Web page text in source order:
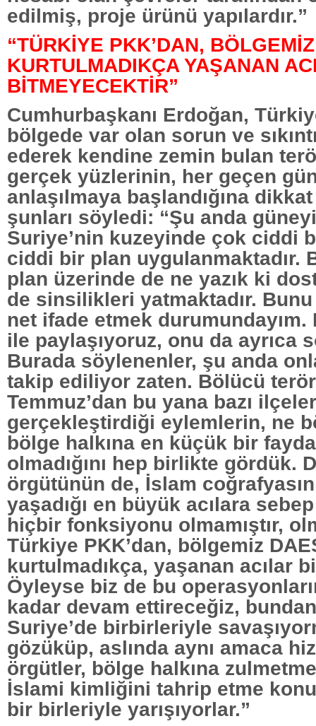
edilmiş, proje ürünü yapılardır.”
“TÜRKİYE PKK’DAN,
KURTULMADIKÇA YAŞANAN
BİTMEYECEKTİR”
Cumhurbaşkanı Erdoğan,
bölgede var olan sorun ve
ederek kendine zemin bulan
gerçek yüzlerinin, her geçen
anlaşılmaya başlandığına
şunları söyledi: “Şu anda
Suriye’nin kuzeyinde çok ciddi
ciddi bir plan uygulanmaktadır.
plan üzerinde de ne yazık ki
de sinsilikleri yatmaktadır.
net ifade etmek
ile paylaşıyoruz, onu da ayrıca
Burada söylenenler, şu anda
takip ediliyor zaten. Bölücü
Temmuz’dan bu yana bazı
gerçekleştirdiği eylemlerin, ne
bölge halkına en küçük bir
olmadığını hep birlikte gördük.
örgütünün de, İslam
yaşadığı en büyük acılara
hiçbir fonksiyonu olmamıştır,
Türkiye PKK’dan, bölgemiz
kurtulmadıkça, yaşanan acılar
Öyleyse biz de bu
kadar devam ettireceğiz,
Suriye’de birbirleriyle
gözüküp, aslında aynı amaca
örgütler, bölge halkına
İslami kimliğini tahrip etme
bir birleriyle yarışıyorlar.”